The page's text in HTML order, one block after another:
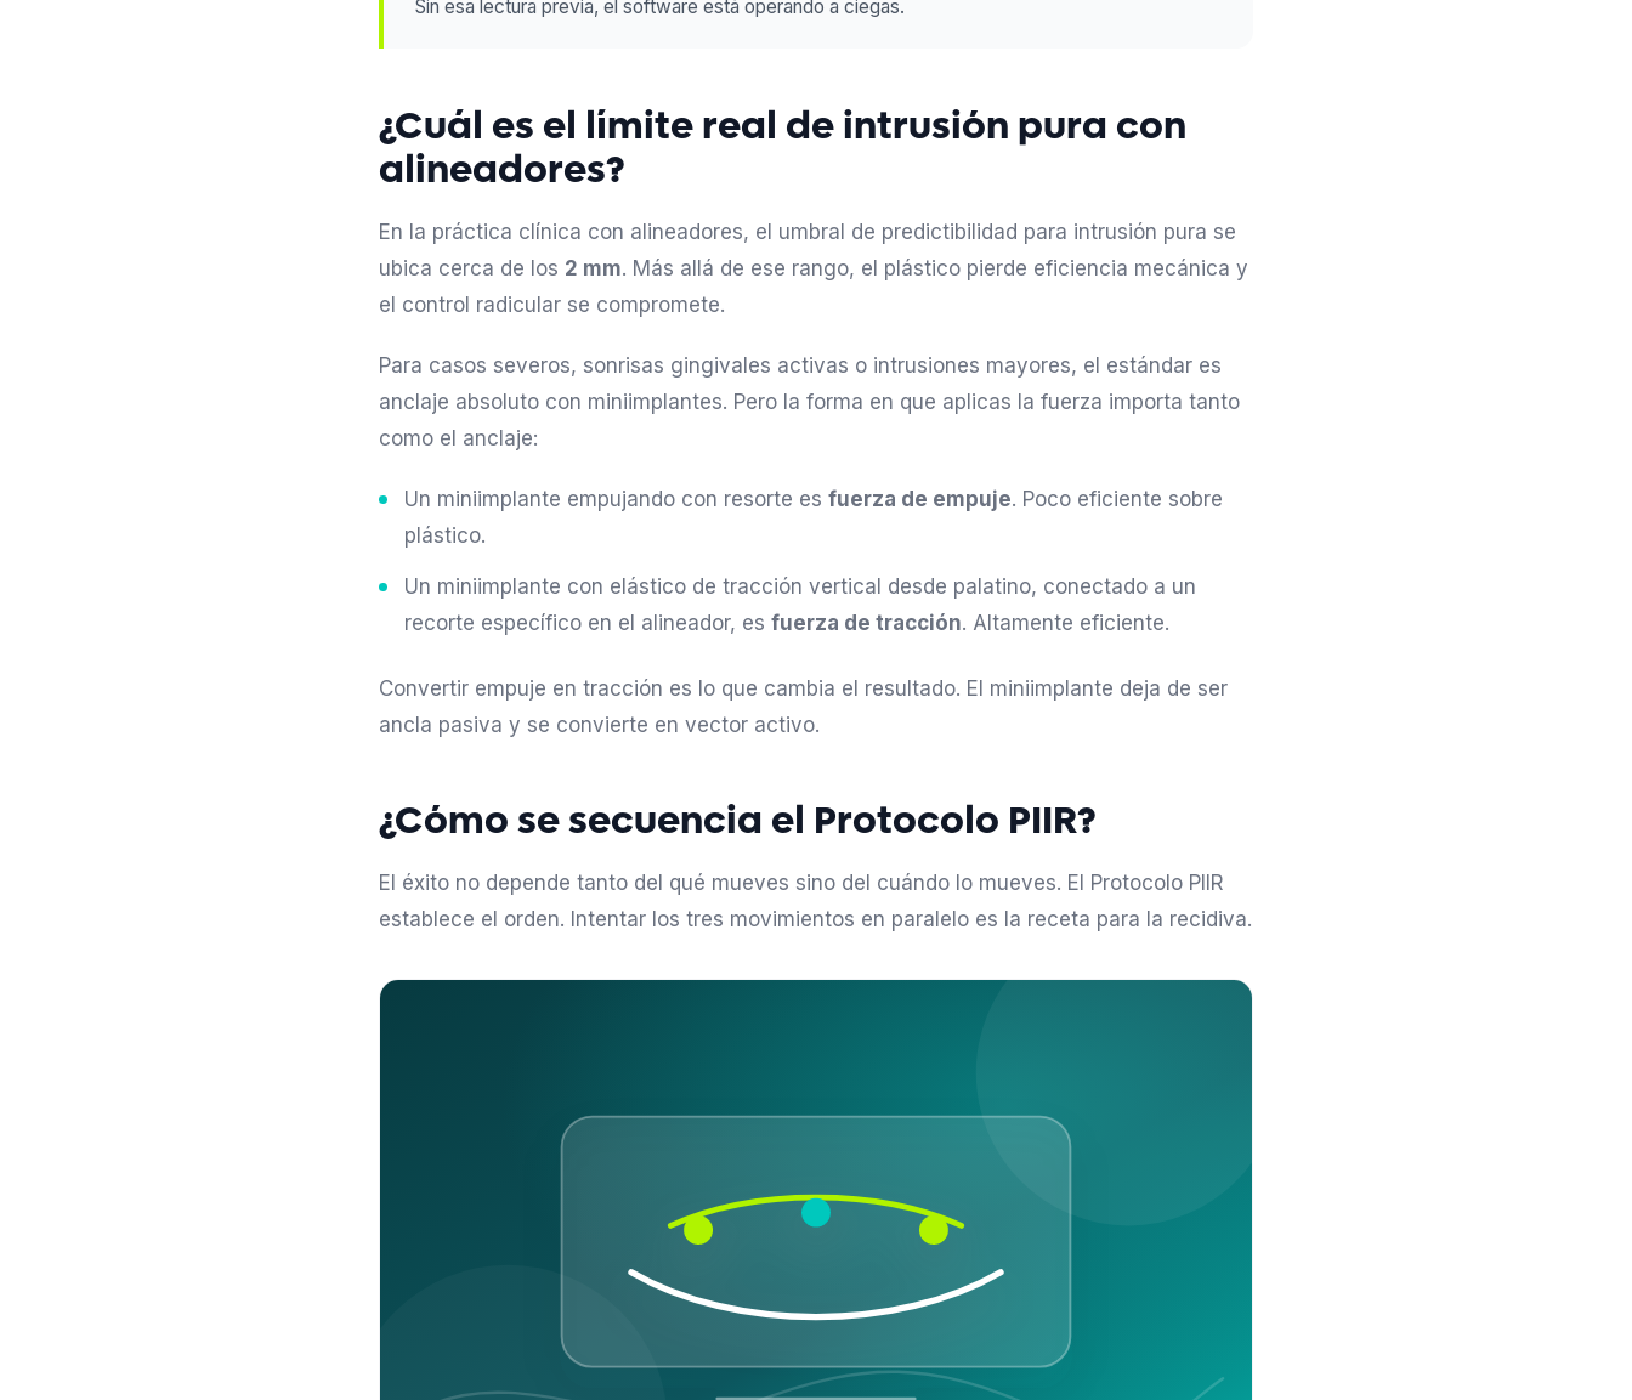
Sin esa lectura previa, el software está operando a ciegas.
¿Cuál es el límite real de intrusión pura con
alineadores?
En la práctica clínica con alineadores, el umbral de predictibilidad para intrusión pura se
ubica cerca de los 2 mm. Más allá de ese rango, el plástico pierde eficiencia mecánica y
el control radicular se compromete.
Para casos severos, sonrisas gingivales activas o intrusiones mayores, el estándar es
anclaje absoluto con miniimplantes. Pero la forma en que aplicas la fuerza importa tanto
como el anclaje:
Un miniimplante empujando con resorte es fuerza de empuje. Poco eficiente sobre
plástico.
Un miniimplante con elástico de tracción vertical desde palatino, conectado a un
recorte específico en el alineador, es fuerza de tracción. Altamente eficiente.
Convertir empuje en tracción es lo que cambia el resultado. El miniimplante deja de ser
ancla pasiva y se convierte en vector activo.
¿Cómo se secuencia el Protocolo PIIR?
El éxito no depende tanto del qué mueves sino del cuándo lo mueves. El Protocolo PIIR
establece el orden. Intentar los tres movimientos en paralelo es la receta para la recidiva.